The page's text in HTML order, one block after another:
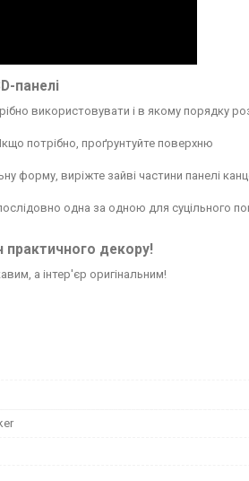
панелі
використовувати і в якому порядку
потрібно, проґрунтуйте поверхню
форму, виріжте зайві частини панелі
одна за одною для суцільного
практичного декору!
а інтер'єр оригінальним!